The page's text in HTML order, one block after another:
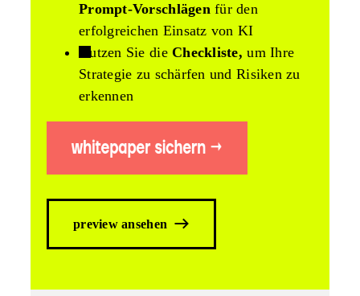
Prompt-Vorschlägenfür den
erfolgreichen Einsatz von KI
Nutzen Sie dieCheckliste, um Ihre
Strategie zu schärfen und Risiken zu
erkennen
preview ansehen